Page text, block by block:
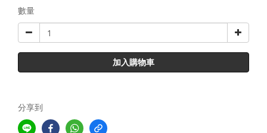
數量
加入購物車
分享到